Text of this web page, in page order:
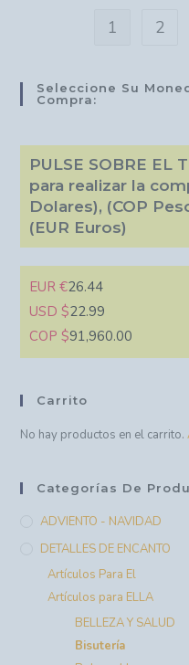
1 2
Seleccione Su
Compra:
PULSE SOBRE EL
para realizar la
Dolares), (COP
(EUR Euros)
EUR €26.44
USD $22.99
COP $91,960.00
Carrito
No hay productos en el carrito.
Categorías De
ADVIENTO - NAVIDAD
DETALLES DE ENCANTO
Artículos Para El
Artículos para ELLA
BELLEZA Y SALUD
Bisutería